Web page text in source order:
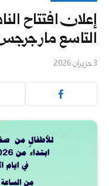
إعلان افتتاح
التاسع مار
3 حزيران 2026